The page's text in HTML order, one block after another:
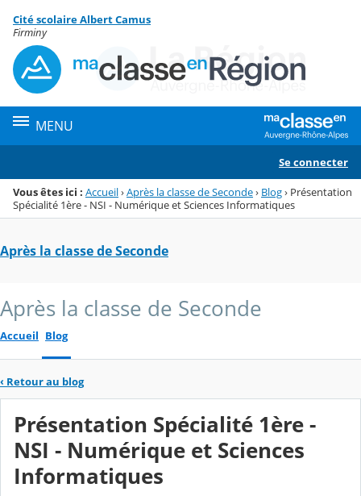
Menu de la rubrique
Contenu
Cité scolaire Albert Camus
Firminy
MENU
Se connecter
Vous êtes ici : Accueil›Après la classe de Seconde› Blog› Présentation
Spécialité 1ère - NSI - Numérique et Sciences Informatiques
Après la classe de Seconde
Après la classe de Seconde
Accueil Blog
‹ Retour au blog
Présentation Spécialité 1ère -
NSI - Numérique et Sciences
Informatiques